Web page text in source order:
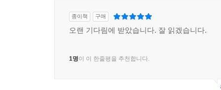
종이책 구매
오랜 기다림에 받았습니다. 잘 읽겠습니다.
1명이 이 한줄평을 추천합니다.